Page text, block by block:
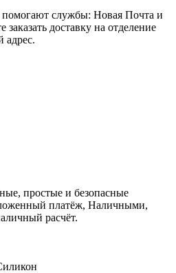
помогают службы: Новая Почта и
доставку на отделение
адрес.
простые и безопасные
платёж, Наличными,
расчёт.